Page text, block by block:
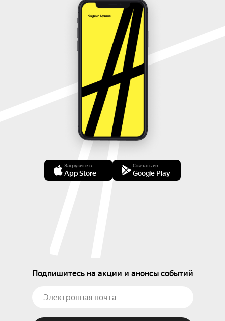
Загрузите в
App Store
Скачать из
Google Play
Подпишитесь на акции и анонсы событий